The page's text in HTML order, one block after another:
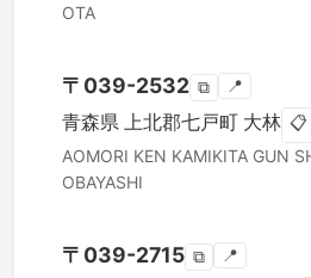
OTA
〒 039-2532 ⧉ 📍
青森県 上北郡七戸町 大林 📋
AOMORI KEN KAMIKITA GUN
OBAYASHI
〒 039-2715 ⧉ 📍